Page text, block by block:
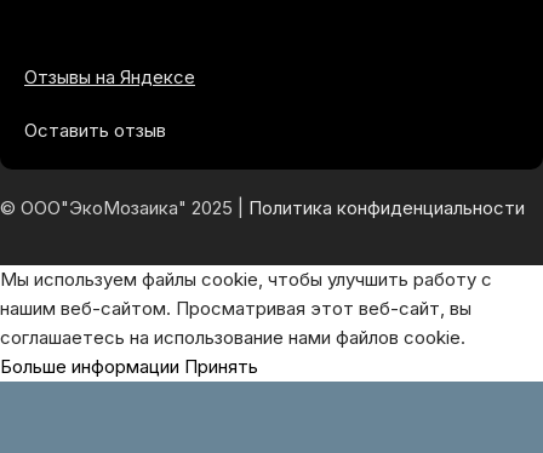
Отзывы на Яндексе
Оставить отзыв
© ООО"ЭкоМозаика" 2025 | Политика конфиденциальности
Мы используем файлы cookie, чтобы улучшить работу с
нашим веб-сайтом. Просматривая этот веб-сайт, вы
соглашаетесь на использование нами файлов cookie.
Больше информации Принять